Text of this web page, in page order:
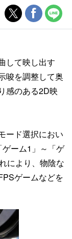
して映し出す
唆を調整して奥
感のある2D映
ード選択におい
ーム1」～「ゲ
により、物陰な
ゲームなどを